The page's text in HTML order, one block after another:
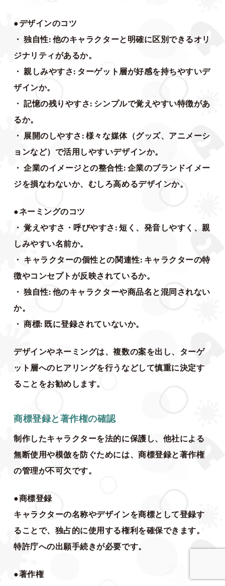
●デザインのコツ
・ 独自性: 他のキャラクターと明確に区別できるオリ
ジナリティがあるか。
・ 親しみやすさ: ターゲット層が好感を持ちやすいデ
ザインか。
・ 記憶の残りやすさ: シンプルで覚えやすい特徴があ
るか。
・ 展開のしやすさ: 様々な媒体（グッズ、アニメーシ
ョンなど）で活用しやすいデザインか。
・ 企業のイメージとの整合性: 企業のブランドイメー
ジを損なわないか、むしろ高めるデザインか。
●ネーミングのコツ
・ 覚えやすさ・呼びやすさ: 短く、発音しやすく、親
しみやすい名前か。
・ キャラクターの個性との関連性: キャラクターの特
徴やコンセプトが反映されているか。
・ 独自性: 他のキャラクターや商品名と混同されない
か。
・ 商標: 既に登録されていないか。
デザインやネーミングは、複数の案を出し、ターゲ
ット層へのヒアリングを行うなどして慎重に決定す
ることをお勧めします。
商標登録と著作権の確認
制作したキャラクターを法的に保護し、他社による
無断使用や模倣を防ぐためには、商標登録と著作権
の管理が不可欠です。
●商標登録
キャラクターの名称やデザインを商標として登録す
ることで、独占的に使用する権利を確保できます。
特許庁への出願手続きが必要です。
●著作権